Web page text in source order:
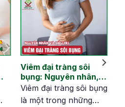
Viêm đại tràng sôi
bụng: Nguyên nhân,
dấu hiệu và cải thiện
Viêm đại tràng sôi bụng
là một trong những